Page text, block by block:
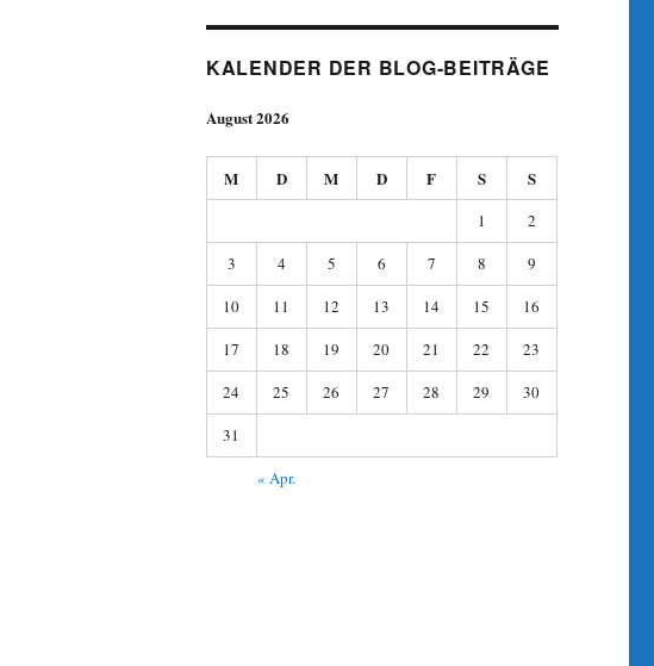
KALENDER DER BLOG-BEITRÄGE
August 2026
M D M D F S S
1
2
3
4 5 6 7 8
9
10
11 12 13 14 15
16
17
18 19 20 21 22
23
24
25 26 27 28 29
30
31
« Apr.